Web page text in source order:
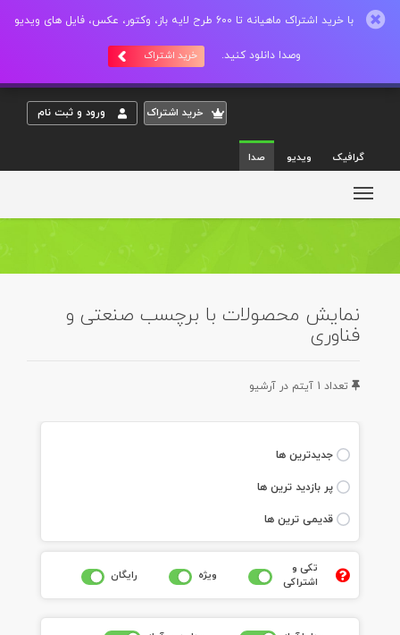
با خرید اشتراک ماهیانه تا 600 طرح لایه باز، وکتور، عکس، فایل های ویدیو
وصدا دانلود کنید. خرید اشتراک
خريد اشتراک ورود و ثبت نام
گرافیک ویدیو صدا
نمایش محصولات با برچسب صنعتی و
فناوری
تعداد 1 آيتم در آرشيو
جديدترين ها
پر بازديد ترين ها
قديمی ترين ها
تکی و
اشتراکی
ويژه رايگان